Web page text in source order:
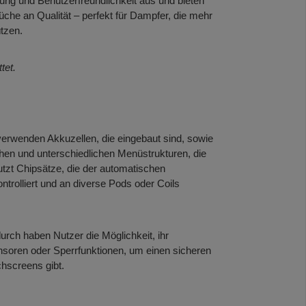
an Qualität – perfekt für Dampfer, die mehr
Akkuzellen, die eingebaut sind, sowie
und unterschiedlichen Menüstrukturen, die
Chipsätze, die der automatischen
und an diverse Pods oder Coils
haben Nutzer die Möglichkeit, ihr
oder Sperrfunktionen, um einen sicheren
gibt.